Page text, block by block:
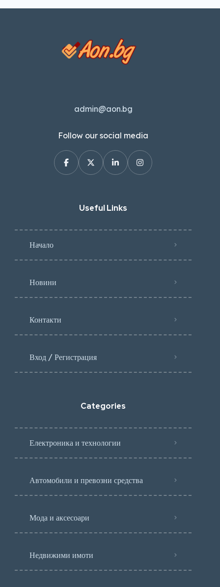
admin@aon.bg
Follow our social media
Useful Links
Начало
Новини
Контакти
Вход / Регистрация
Categories
Електроника и технологии
Автомобили и превозни средства
Мода и аксесоари
Недвижими имоти